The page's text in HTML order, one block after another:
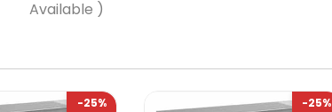
Available )
-25% -25%